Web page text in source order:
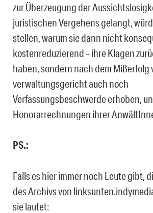
zur Überzeugung der
juristischen Vergehens gelangt,
stellen, warum sie dann nicht
kostenreduzie­rend – ihre Klagen
haben, sondern nach dem
verwaltungsgericht auch noch
Verfassungsbeschwerde erhoben,
Hono­rarrechnungen ihrer
PS.:
Falls es hier immer noch Leute gibt,
des Archivs von
sie lautet: